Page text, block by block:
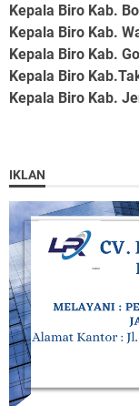
Kepala Biro Kab.
Kepala Biro Kab.
Kepala Biro Kab.
Kepala Biro
Kepala Biro Kab.
IKLAN